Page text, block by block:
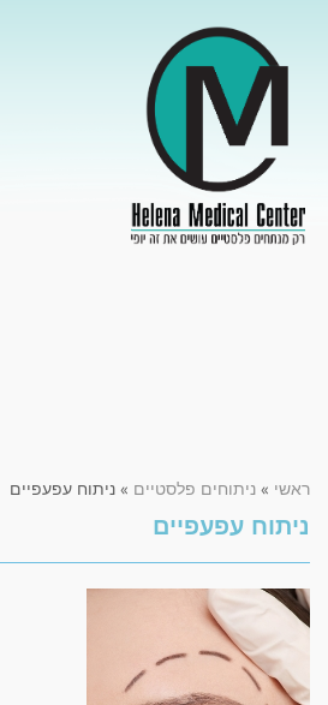
ראשי » ניתוחים פלסטיים » ניתוח עפעפיים
ניתוח עפעפיים